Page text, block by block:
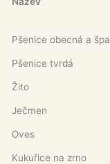
Pšenice obecná a
Pšenice tvrdá
Žito
Ječmen
Oves
Kukuřice na zrno